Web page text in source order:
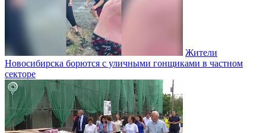
Жители
Новосибирска борются с уличными гонщиками в частном
секторе